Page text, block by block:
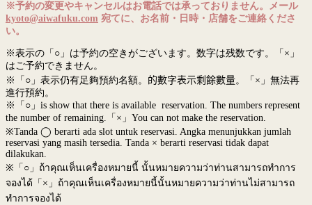
※予約の変更やキャンセルはお電話では承っておりません。メール
kyoto@aiwafuku.com 宛てに、お名前・日時・店舗をご連絡くださ
い。
※表示の「○」は予約の空きがございます。数字は残数です。「×」
はご予約できません。
※「○」表示仍有足夠預約名額。 的數字表示剩餘數量。「×」無法再
進行預約。
※「○」is show that there is available reservation. The numbers represent
the number of remaining.「×」You can not make the reservation.
※Tanda ◯ berarti ada slot untuk reservasi. Angka menunjukkan jumlah
reservasi yang masih tersedia. Tanda × berarti reservasi tidak dapat
dilakukan.
※ 「○」ถ้าคุณเห็นเครื่องหมายนี้ นั้นหมายความว่าท่านสามารถทำการ
จองได้「×」ถ้าคุณเห็นเครื่องหมายนี้นั้นหมายความว่าท่านไม่สามารถ
ทำการจองได้